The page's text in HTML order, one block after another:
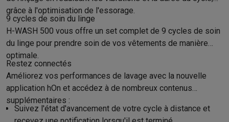
Ordinateurs & tablettes
Ordinateurs PC portablesPC portables gamer
Périphériques ITSourisClaviers WebcamsEnceintes PC
Tablettes & liseusesTablettesApple iPadSamsung Galaxy Tab
ImprimerImprimantes
Réseau & wifi Routeurs & points d'accès Adaptateurs CPL &
Mémoire & stockageDisques durs externesSSDClés USB
LogicielsWindows & Microsoft Office
Accessoires IT Chargeurs & câblesHousses & sacsSupports
grâce à l'optimisation de l'essorage.
9 cycles de soin du linge
H-WASH 500 vous offre un set complet de 9 cycles de soin
du linge pour prendre soin de vos vêtements de manière
optimale.
Restez connectés
Améliorez vos performances de lavage avec la nouvelle
application hOn et accédez à de nombreux contenus
supplémentaires :
Suivez l'état d'avancement de votre cycle à distance et